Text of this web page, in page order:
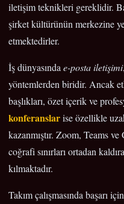
iletişim teknikleri gereklidir.
şirket kültürünün merkezine
etmektedirler.
İş dünyasındae-posta iletişimi
yöntemlerden biridir. Ancak
başlıkları, özet içerik ve
konferanslarise özellikle
kazanmıştır. Zoom, Teams
coğrafi sınırları ortadan
kılmaktadır.
Takım çalışmasında başarı